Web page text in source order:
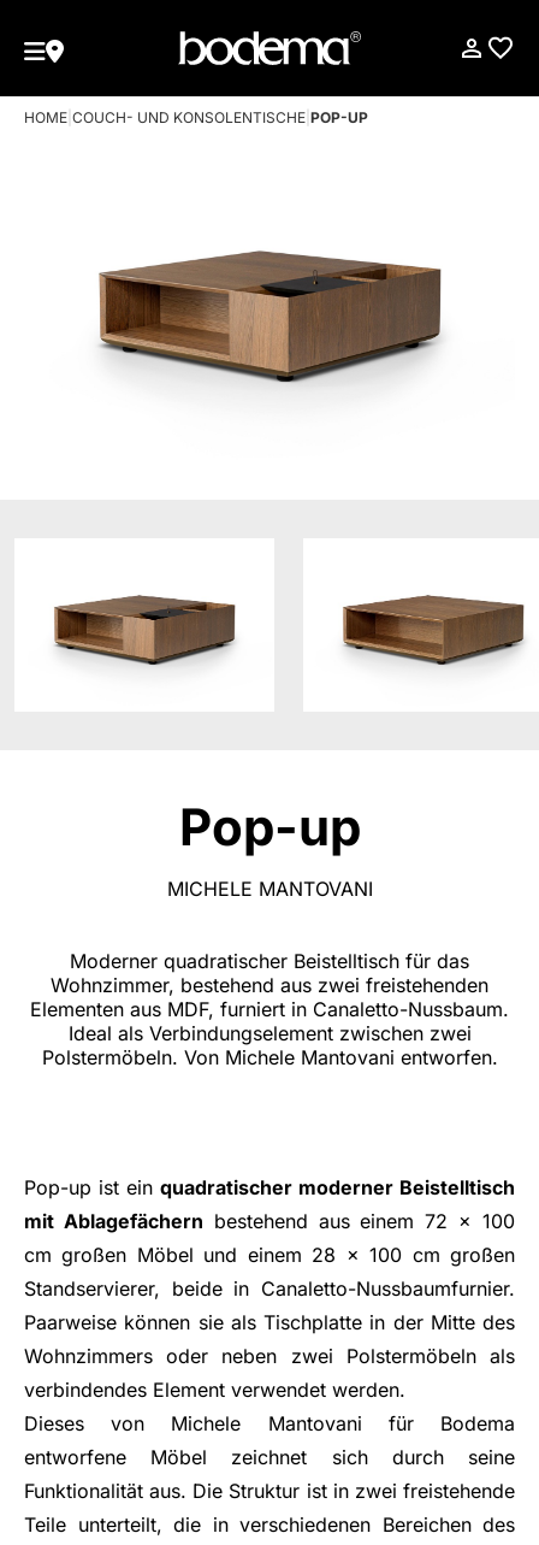
HOME COUCH- UND KONSOLENTISCHE POP-UP
Pop-up
MICHELE MANTOVANI
Moderner quadratischer Beistelltisch für das
Wohnzimmer, bestehend aus zwei freistehenden
Elementen aus MDF, furniert in Canaletto-Nussbaum.
Ideal als Verbindungselement zwischen zwei
Polstermöbeln. Von Michele Mantovani entworfen.
Pop-up ist ein quadratischer moderner Beistelltisch
mit Ablagefächern bestehend aus einem 72 x 100
cm großen Möbel und einem 28 x 100 cm großen
Standservierer, beide in Canaletto-Nussbaumfurnier.
Paarweise können sie als Tischplatte in der Mitte des
Wohnzimmers oder neben zwei Polstermöbeln als
verbindendes Element verwendet werden.
Dieses von Michele Mantovani für Bodema
entworfene Möbel zeichnet sich durch seine
Funktionalität aus. Die Struktur ist in zwei freistehende
Teile unterteilt, die in verschiedenen Bereichen des